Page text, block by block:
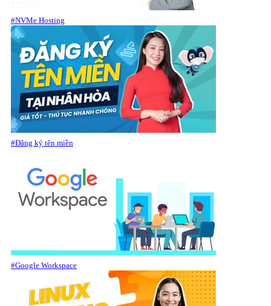
#NVMe Hosting
#Đăng ký tên miền
#Google Workspace